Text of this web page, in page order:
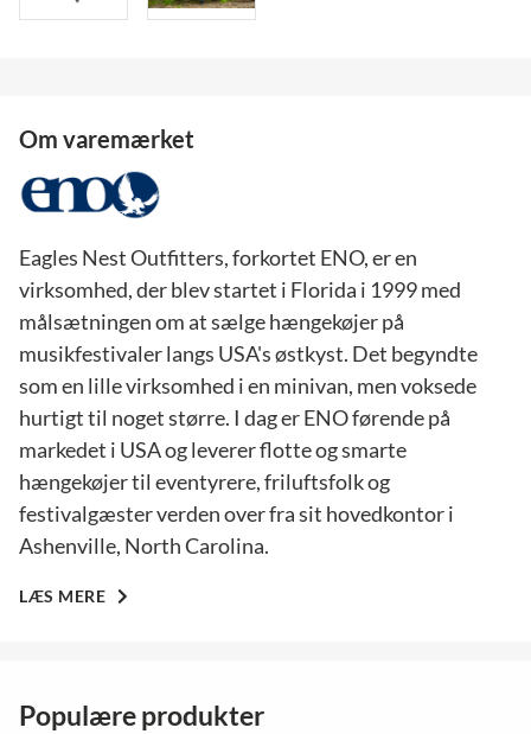
Om varemærket
Eagles Nest Outfitters, forkortet ENO, er en
virksomhed, der blev startet i Florida i 1999 med
målsætningen om at sælge hængekøjer på
musikfestivaler langs USA's østkyst. Det begyndte
som en lille virksomhed i en minivan, men voksede
hurtigt til noget større. I dag er ENO førende på
markedet i USA og leverer flotte og smarte
hængekøjer til eventyrere, friluftsfolk og
festivalgæster verden over fra sit hovedkontor i
Ashenville, North Carolina.
LÆS MERE
Populære produkter